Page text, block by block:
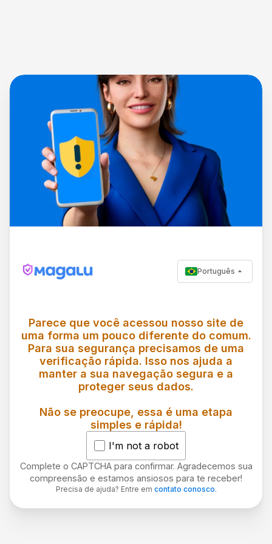
Português
Parece que você acessou nosso site de
uma forma um pouco diferente do comum.
Para sua segurança precisamos de uma
verificação rápida. Isso nos ajuda a
manter a sua navegação segura e a
proteger seus dados.
Não se preocupe, essa é uma etapa
simples e rápida!
I'm not a robot
Complete o CAPTCHA para confirmar. Agradecemos sua
compreensão e estamos ansiosos para te receber!
Precisa de ajuda? Entre em contato conosco.